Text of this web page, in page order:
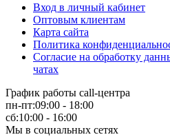
Вход в личный кабинет
Оптовым клиентам
Карта сайта
Политика
Согласие на обработку
чатах
График работы call-центра
пн-пт:09:00 - 18:00
сб:10:00 - 16:00
Мы в социальных сетях